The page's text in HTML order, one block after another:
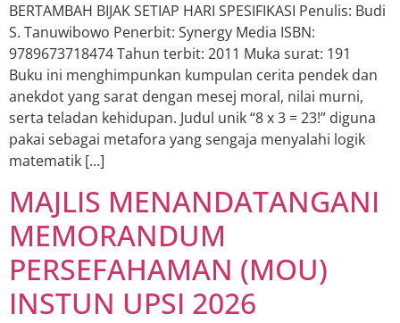
BERTAMBAH BIJAK SETIAP HARI SPESIFIKASI Penulis: Budi
S. Tanuwibowo Penerbit: Synergy Media ISBN:
9789673718474 Tahun terbit: 2011 Muka surat: 191
Buku ini menghimpunkan kumpulan cerita pendek dan
anekdot yang sarat dengan mesej moral, nilai murni,
serta teladan kehidupan. Judul unik “8 x 3 = 23!” diguna
pakai sebagai metafora yang sengaja menyalahi logik
matematik […]
MAJLIS MENANDATANGANI
MEMORANDUM
PERSEFAHAMAN (MOU)
INSTUN UPSI 2026